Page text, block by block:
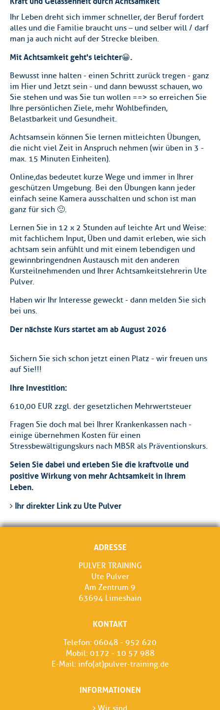
Ihr Leben dreht sich immer schneller, der Beruf fordert
alles und die Familie braucht uns – und selber will / darf
man ja auch nicht auf der Strecke bleiben.
Mit Achtsamkeit geht's leichter😀.
Bewusst inne halten - einen Schritt zurück tregen - ganz
im Hier und Jetzt sein - und dann bewusst schauen, wo
Sie stehen und was Sie tun wollen ==> so erreichen Sie
Ihre persönlichen Ziele, mehr Wohlbefinden,
Belastbarkeit und Gesundheit.
Achtsamsein können Sie lernen mit leichten Übungen,
die nicht viel Zeit in Anspruch nehmen (wir üben in 3 -
max. 15 Minuten Einheiten).
Online, das bedeutet kurze Wege und immer in Ihrer
geschützen Umgebung. Bei den Übungen kann jeder
einfach seine Kamera ausschalten und schon ist man
ganz für sich 🙂.
Lernen Sie in 12 x 2 Stunden auf leichte Art und Weise:
mit fachlichem Input, Üben und damit erleben, wie sich
achtsam sein anfühlt und mit einem lebendigen und
gewinnbringendnen Austausch mit den anderen
Kursteilnehmenden und Ihrer Achtsamkeitslehrerin Ute
Pulver.
Haben wir Ihr Interesse geweckt - dann melden Sie sich
bei uns.
Der nächste Kurs startet am ab August 2026
Sichern Sie sich schon jetzt einen Platz - wir freuen uns
auf Sie!!!
Ihre Investition:
610,00 EUR zzgl. der gesetzlichen Mehrwertsteuer
Fragen Sie doch mal bei Ihrer Krankenkassen nach -
einige übernehmen Kosten für einen
Stressbewältigungskurs nach MBSR als Präventionskurs.
Seien Sie dabei und erleben Sie die kraftvolle und
positive Wirkung von mehr Achtsamkeit in Ihrem
Leben.
Ihr direkter Link zu Ute Pulver
ADRESSE
PULVER TRAINING
Ute Pulver
Am Zentrum 9
63694 Limeshain
KONTAKT
Telefon: 06048 - 952 620
Mobil: 0172 - 10 57 988
E-Mail: info(at)pulver-training.de
INFORMATIONEN